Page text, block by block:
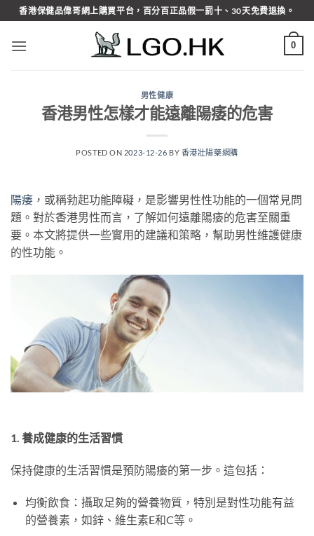
Skip
to
content
香港保健品偉哥網上購買平台，百分百正品假一罰十、30天免費退換。
0
男性健康
香港男性怎樣才能遠離陽痿的危害
POSTED ON 2023-12-26 BY 香港壯陽藥網購
陽痿 ，或稱勃起功能障礙，是影響男性性功能的一個常見問
題。對於香港男性而言，了解如何遠離陽痿的危害至關重
要。本文將提供一些實用的建議和策略，幫助男性維護健康
的性功能。
1. 養成健康的生活習慣
保持健康的生活習慣是預防陽痿的第一步。這包括：
均衡飲食：攝取足夠的營養物質，特別是對性功能有益
的營養素，如鋅、維生素E和C等。